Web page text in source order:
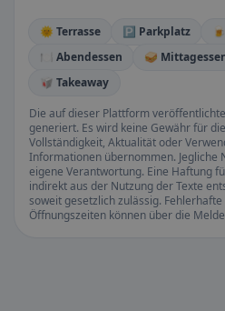
🌞 Terrasse 🅿️ Parkplatz
🍽️ Abendessen
🥪
🥡 Takeaway
Die auf dieser Plattform
generiert. Es wird keine Gewähr für
Vollständigkeit, Aktualität oder
Informationen übernommen. Jegliche
eigene Verantwortung. Eine Haftung
indirekt aus der Nutzung der Texte
soweit gesetzlich zulässig.
Öffnungszeiten können über die